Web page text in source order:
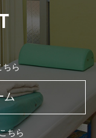
ちら
ム
ちら